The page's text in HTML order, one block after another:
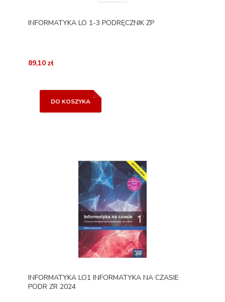
INFORMATYKA LO 1-3 PODRĘCZNIK ZP
89,10 zł
DO KOSZYKA
INFORMATYKA LO1 INFORMATYKA NA CZASIE
PODR ZR 2024